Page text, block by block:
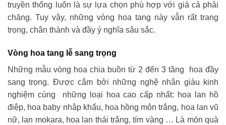
truyền thống luôn là sự lựa chọn phù hợp với giá cả phải
chăng. Tuy vậy, những vòng hoa tang này vẫn rất trang
trọng, chân thành và đầy ý nghĩa sâu sắc.
Vòng hoa tang lễ sang trọng
Những mẫu vòng hoa chia buồn từ 2 đến 3 tầng hoa đầy
sang trọng. Được cắm bởi những nghệ nhân giàu kinh
nghiệm cùng những loại hoa cao cấp nhất: hoa lan hồ
điệp, hoa baby nhập khẩu, hoa hồng môn trắng, hoa lan vũ
nữ, lan mokara, hoa lan thái trắng, tím vàng … Là món quà